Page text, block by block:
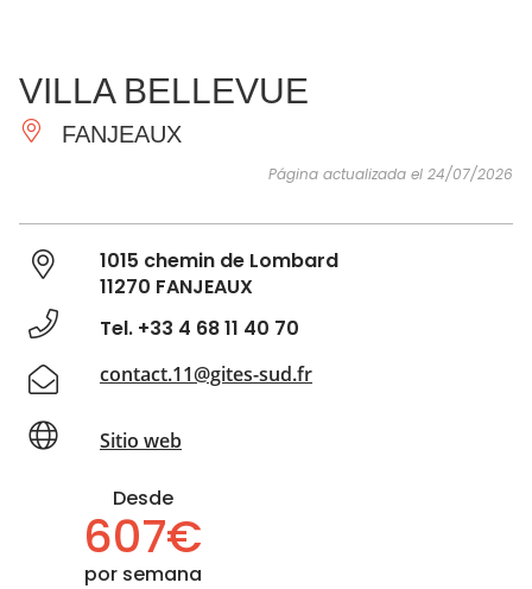
IMPRESCINDIBLES
HACER
VILLA BELLEVUE
FANJEAUX
Página actualizada el 24/07/2026
1015 chemin de Lombard
11270 FANJEAUX
Tel. +33 4 68 11 40 70
contact.11@gites-sud.fr
Sitio web
Desde
607€
por semana